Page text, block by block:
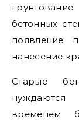
бетонных
появление
нанесение
Старые
временем